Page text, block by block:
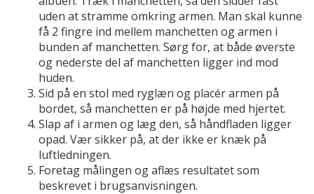
uden at stramme omkring armen. Man skal kunne
få 2 fingre ind mellem manchetten og armen i
bunden af manchetten. Sørg for, at både øverste
og nederste del af manchetten ligger ind mod
huden.
Sid på en stol med ryglæn og placér armen på
bordet, så manchetten er på højde med hjertet.
Slap af i armen og læg den, så håndfladen ligger
opad. Vær sikker på, at der ikke er knæk på
luftledningen.
Foretag målingen og aflæs resultatet som
beskrevet i brugsanvisningen.